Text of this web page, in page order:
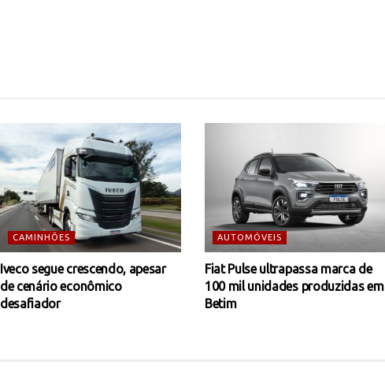
CAMINHÕES
Iveco segue crescendo, apesar
de cenário econômico
desafiador
AUTOMÓVEIS
Fiat Pulse ultrapassa marca de
100 mil unidades produzidas em
Betim